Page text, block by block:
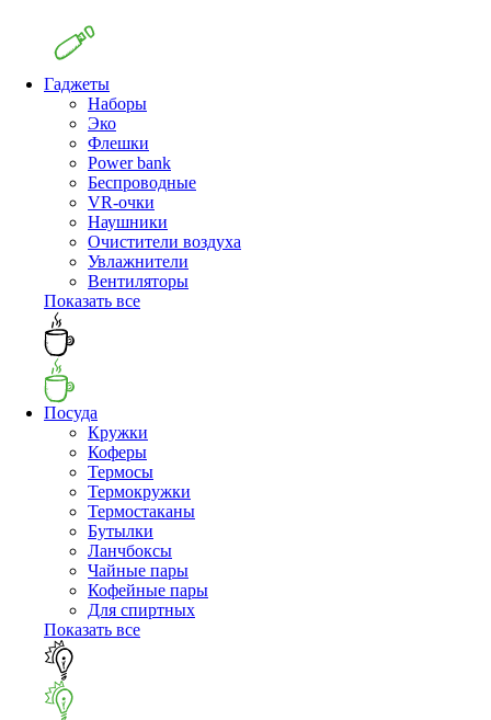
Гаджеты
Наборы
Эко
Флешки
Power bank
Беспроводные
VR-очки
Наушники
Очистители воздуха
Увлажнители
Вентиляторы
Показать все
Посуда
Кружки
Коферы
Термосы
Термокружки
Термостаканы
Бутылки
Ланчбоксы
Чайные пары
Кофейные пары
Для спиртных
Показать все